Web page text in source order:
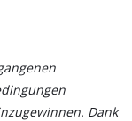
Dank